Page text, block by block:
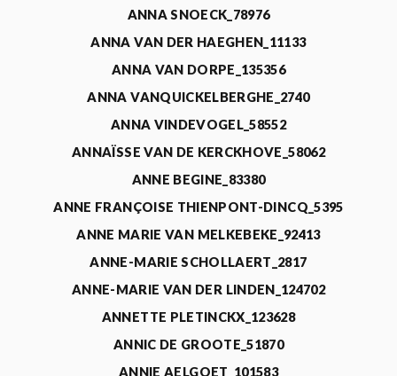
ANNA SNOECK_78976
ANNA VAN DER HAEGHEN_11133
ANNA VAN DORPE_135356
ANNA VANQUICKELBERGHE_2740
ANNA VINDEVOGEL_58552
ANNAÏSSE VAN DE KERCKHOVE_58062
ANNE BEGINE_83380
ANNE FRANÇOISE THIENPONT-DINCQ_5395
ANNE MARIE VAN MELKEBEKE_92413
ANNE-MARIE SCHOLLAERT_2817
ANNE-MARIE VAN DER LINDEN_124702
ANNETTE PLETINCKX_123628
ANNIC DE GROOTE_51870
ANNIE AELGOET_101583